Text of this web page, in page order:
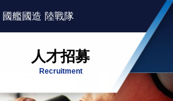
國艦國造 陸戰隊
人才招募
Recruitment